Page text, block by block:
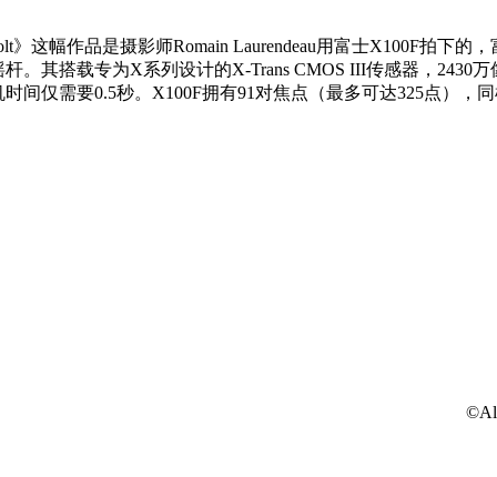
》这幅作品是摄影师Romain Laurendeau用富士X100F拍
。其搭载专为X系列设计的X-Trans CMOS III传感器，2430
间仅需要0.5秒。X100F拥有91对焦点（最多可达325点），